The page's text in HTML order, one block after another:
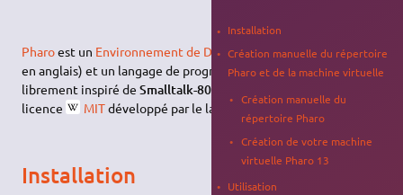
Pharoest un Environnement de Développement Intégré(IDE
en anglais) et un langage de programmation orienté objet
librement inspiré deSmalltalk-80
licence
MITdéveloppé par le laboratoire INRIA de Lille.
Installation
Installation
Création manuelle du répertoire
Pharo et de la machine virtuelle
Création manuelle du
répertoire Pharo
Création de votre machine
virtuelle Pharo 13
Utilisation